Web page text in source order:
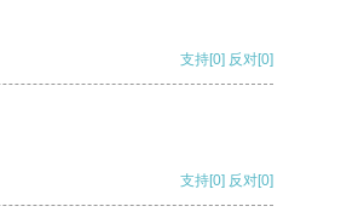
支持[0] 反对[0]
支持[0] 反对[0]